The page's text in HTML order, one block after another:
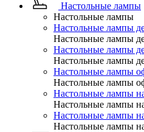
Настольные лампы
Настольные лампы
Настольные лампы
Настольные лампы
Настольные лампы
Настольные лампы
Настольные лампы
Настольные лампы
Настольные лампы
Настольные лампы
Настольные лампы
Настольные лампы